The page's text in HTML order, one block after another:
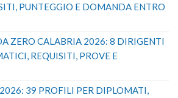
PUNTEGGIO E DOMANDA ENTRO
ZERO CALABRIA 2026: 8 DIRIGENTI
REQUISITI, PROVE E
39 PROFILI PER DIPLOMATI,